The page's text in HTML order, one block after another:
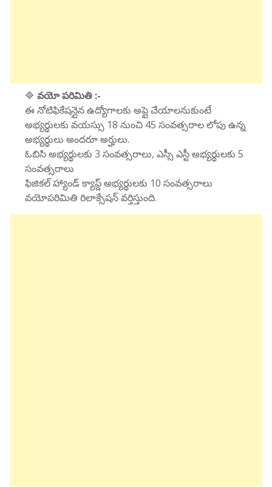
🔷 వయో పరిమితి :-
ఈ నోటిఫికేషన్లైన ఉద్యోగాలకు అప్లై చేయాలనుకుంటే
అభ్యర్థులకు వయస్సు 18 నుంచి 45 సంవత్సరాల లోపు ఉన్న
అభ్యర్థులు అందరూ అర్హులు.
ఓబిసి అభ్యర్థులకు 3 సంవత్సరాలు, ఎస్సీ ఎస్టీ అభ్యర్థులకు 5
సంవత్సరాలు
ఫిజికల్ హ్యాండ్ క్యాప్డ్ అభ్యర్థులకు 10 సంవత్సరాలు
వయోపరిమితి రిలాక్సేషన్ వర్తిస్తుంది.